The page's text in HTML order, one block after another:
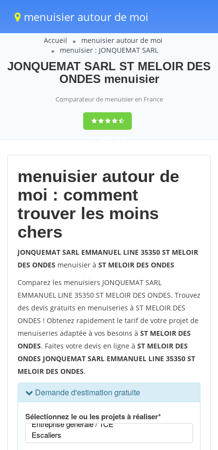
menuisier autour de moi
Accueil
menuisier autour de moi
menuisier : JONQUEMAT SARL
JONQUEMAT SARL ST MELOIR DES
ONDES menuisier
Comparateur de menuisier en France
9,4(100%)1499
votes
menuisier autour de
moi : comment
trouver les moins
chers
JONQUEMAT SARL EMMANUEL LINE 35350 ST MELOIR
DES ONDES menuisier à ST MELOIR DES ONDES
Comparez les menuisiers JONQUEMAT SARL
EMMANUEL LINE 35350 ST MELOIR DES ONDES. Trouvez
des devis gratuits en menuiseries à ST MELOIR DES
ONDES ! Obtenez rapidement le tarif de votre projet de
menuiseries adaptée à vos besoins à ST MELOIR DES
ONDES. Faites votre devis en ligne à ST MELOIR DES
ONDES JONQUEMAT SARL EMMANUEL LINE 35350 ST
MELOIR DES ONDES.